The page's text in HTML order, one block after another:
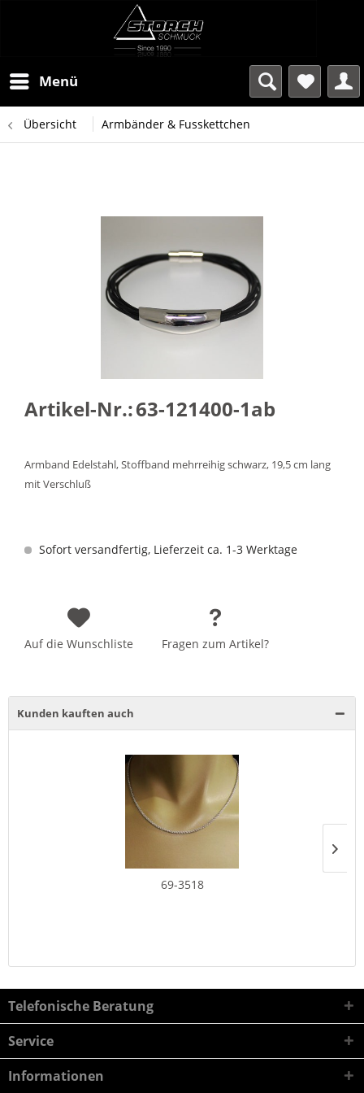
Menü
Übersicht Armbänder & Fusskettchen
Artikel-Nr.:63-121400-1ab
Armband Edelstahl, Stoffband mehrreihig schwarz, 19,5 cm lang
mit Verschluß
Sofort versandfertig, Lieferzeit ca. 1-3 Werktage
Auf die Wunschliste Fragen zum Artikel?
Kunden kauften auch
69-3518
Telefonische Beratung
Service
Informationen